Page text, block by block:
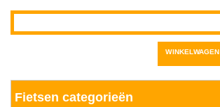
WINKELWAGEN
Fietsen categorieën